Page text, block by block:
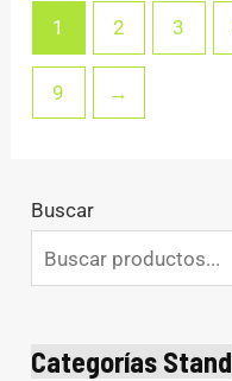
1 2 3
9 →
Buscar
Categorías Stand